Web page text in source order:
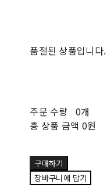
품절된 상품입니다.
주문 수량 0개
총 상품 금액 0원
구매하기
장바구니에 담기